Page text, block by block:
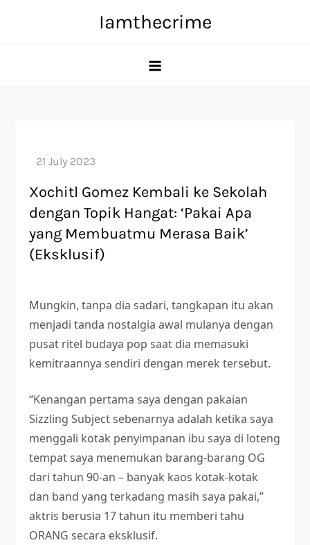
Iamthecrime
Xochitl Gomez Kembali ke Sekolah
dengan Topik Hangat: ‘Pakai Apa
yang Membuatmu Merasa Baik’
(Eksklusif)
Mungkin, tanpa dia sadari, tangkapan itu akan
menjadi tanda nostalgia awal mulanya dengan
pusat ritel budaya pop saat dia memasuki
kemitraannya sendiri dengan merek tersebut.
“Kenangan pertama saya dengan pakaian
Sizzling Subject sebenarnya adalah ketika saya
menggali kotak penyimpanan ibu saya di loteng
tempat saya menemukan barang-barang OG
dari tahun 90-an – banyak kaos kotak-kotak
dan band yang terkadang masih saya pakai,”
aktris berusia 17 tahun itu memberi tahu
ORANG secara eksklusif.